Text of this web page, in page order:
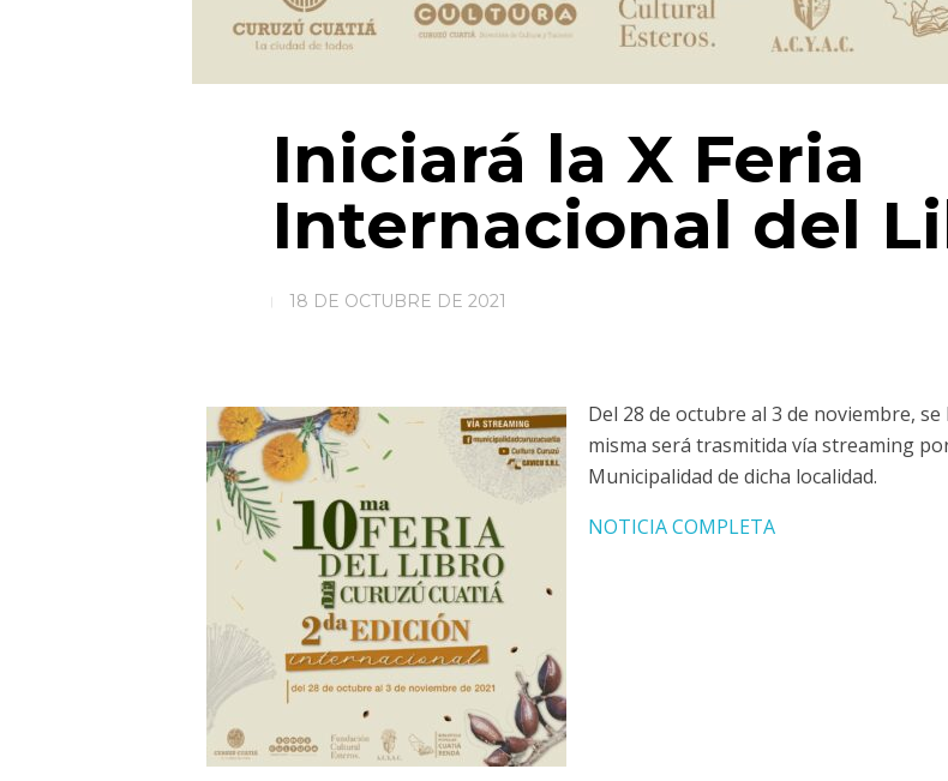
Iniciará la X Feria
Internacional del
18 DE OCTUBRE DE 2021
Del 28 de octubre al 3 de noviembre,
misma será trasmitida vía streaming
Municipalidad de dicha localidad.
NOTICIA COMPLETA